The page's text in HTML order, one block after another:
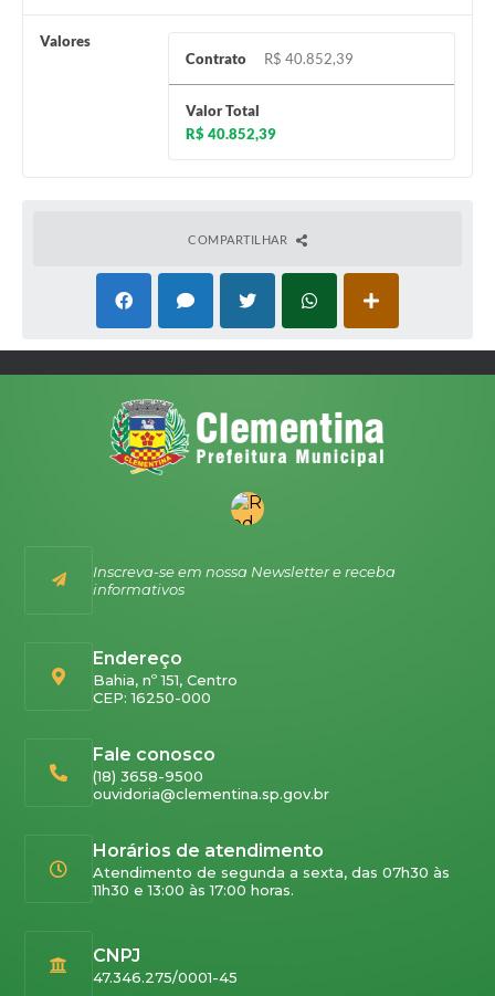
Valores
Contrato
R$ 40.852,39
Valor Total
R$ 40.852,39
COMPARTILHAR
Inscreva-se em nossa Newsletter e receba
informativos
Endereço
Bahia, nº 151, Centro
CEP: 16250-000
Fale conosco
(18) 3658-9500
ouvidoria@clementina.sp.gov.br
Horários de atendimento
Atendimento de segunda a sexta, das 07h30 às
11h30 e 13:00 às 17:00 horas.
CNPJ
47.346.275/0001-45